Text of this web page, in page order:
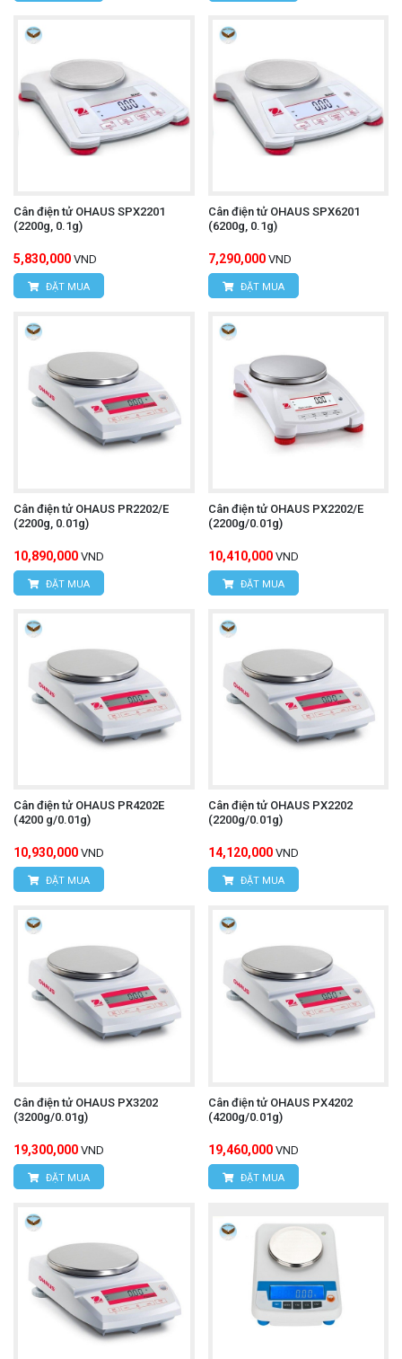
Cân điện tử OHAUS SPX2201
(2200g, 0.1g)
5,830,000 VND
ĐẶT MUA
Cân điện tử OHAUS SPX6201
(6200g, 0.1g)
7,290,000 VND
ĐẶT MUA
Cân điện tử OHAUS PR2202/E
(2200g, 0.01g)
10,890,000 VND
ĐẶT MUA
Cân điện tử OHAUS PX2202/E
(2200g/0.01g)
10,410,000 VND
ĐẶT MUA
Cân điện tử OHAUS PR4202E
(4200 g/0.01g)
10,930,000 VND
ĐẶT MUA
Cân điện tử OHAUS PX2202
(2200g/0.01g)
14,120,000 VND
ĐẶT MUA
Cân điện tử OHAUS PX3202
(3200g/0.01g)
19,300,000 VND
ĐẶT MUA
Cân điện tử OHAUS PX4202
(4200g/0.01g)
19,460,000 VND
ĐẶT MUA